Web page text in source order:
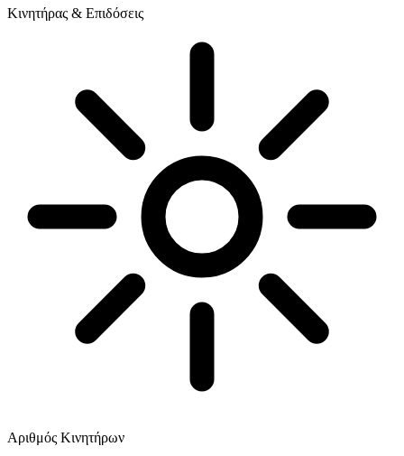
Κινητήρας & Επιδόσεις
Αριθμός Κινητήρων